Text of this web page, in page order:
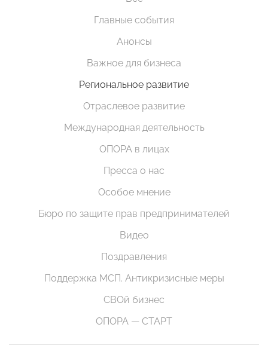
Главные события
Анонсы
Важное для бизнеса
Региональное развитие
Отраслевое развитие
Международная деятельность
ОПОРА в лицах
Пресса о нас
Особое мнение
Бюро по защите прав предпринимателей
Видео
Поздравления
Поддержка МСП. Антикризисные меры
СВОй бизнес
ОПОРА — СТАРТ